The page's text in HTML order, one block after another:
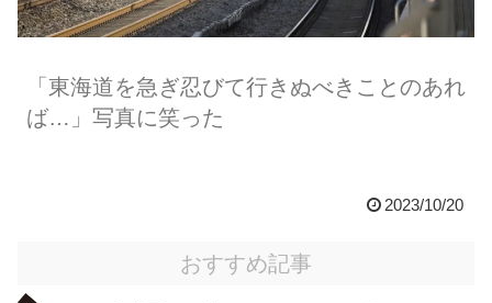
「東海道を急ぎ忍びて行きぬべきことのあれ
ば…」写真に笑った
2023/10/20
おすすめ記事